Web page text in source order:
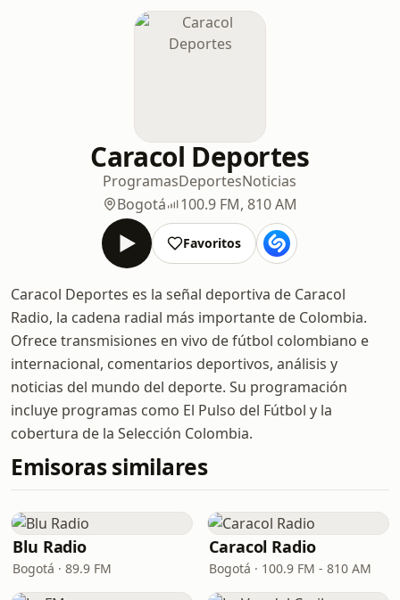
Caracol Deportes
ProgramasDeportesNoticias
Bogotá
100.9 FM, 810 AM
Favoritos
Caracol Deportes es la señal deportiva de Caracol
Radio, la cadena radial más importante de Colombia.
Ofrece transmisiones en vivo de fútbol colombiano e
internacional, comentarios deportivos, análisis y
noticias del mundo del deporte. Su programación
incluye programas como El Pulso del Fútbol y la
cobertura de la Selección Colombia.
Emisoras similares
Blu Radio
Bogotá · 89.9 FM
Caracol Radio
Bogotá · 100.9 FM - 810 AM